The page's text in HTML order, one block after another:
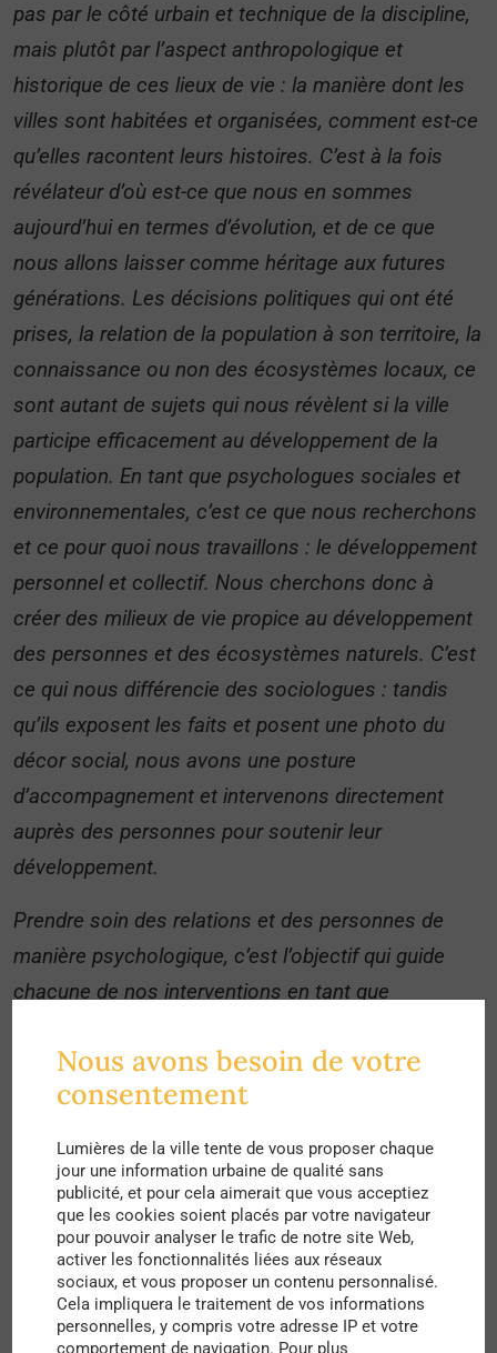
pas par le côté urbain et technique de la discipline,
mais plutôt par l’aspect anthropologique et
historique de ces lieux de vie : la manière dont les
villes sont habitées et organisées, comment est-ce
qu’elles racontent leurs histoires. C’est à la fois
révélateur d’où est-ce que nous en sommes
aujourd’hui en termes d’évolution, et de ce que
nous allons laisser comme héritage aux futures
générations. Les décisions politiques qui ont été
prises, la relation de la population à son territoire, la
connaissance ou non des écosystèmes locaux, ce
sont autant de sujets qui nous révèlent si la ville
participe efficacement au développement de la
population. En tant que psychologues sociales et
environnementales, c’est ce que nous recherchons
et ce pour quoi nous travaillons : le développement
personnel et collectif. Nous cherchons donc à
créer des milieux de vie propice au développement
des personnes et des écosystèmes naturels. C’est
ce qui nous différencie des sociologues : tandis
qu’ils exposent les faits et posent une photo du
décor social, nous avons une posture
d’accompagnement et intervenons directement
auprès des personnes pour soutenir leur
développement.
Prendre soin des relations et des personnes de
manière psychologique, c’est l’objectif qui guide
chacune de nos interventions en tant que
un atelier, nous faisons toujours attention au cadre
de communication que nous mettons en place
toute personne se sente en sécurité émotionnelle
et psychologique. De cette manière, nous prenons
soin des relations sociales et de la santé
psychologique de chacun. Notre rôle est alors de
lire les mécanismes qui s’actionnent lorsqu’il y a
des interactions sociales, comme les
Nous avons besoin de votre
consentement
Lumières de la ville tente de vous proposer chaque
jour une information urbaine de qualité sans
publicité, et pour cela aimerait que vous acceptiez
que les cookies soient placés par votre navigateur
pour pouvoir analyser le trafic de notre site Web,
activer les fonctionnalités liées aux réseaux
sociaux, et vous proposer un contenu personnalisé.
Cela impliquera le traitement de vos informations
personnelles, y compris votre adresse IP et votre
comportement de navigation. Pour plus